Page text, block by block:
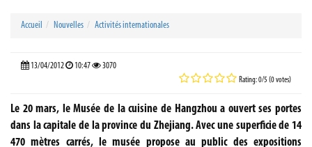
Accueil Nouvelles Activités internationales
13/04/2012 10:47 3070
Rating: 0/5 (0 votes)
Le 20 mars, le Musée de la cuisine de Hangzhou a ouvert ses portes
dans la capitale de la province du Zhejiang. Avec une superficie de 14
470 mètres carrés, le musée propose au public des expositions